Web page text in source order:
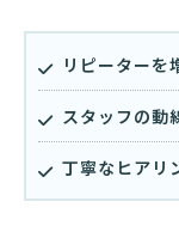
リピーターを
スタッフの動
丁寧なヒアリ